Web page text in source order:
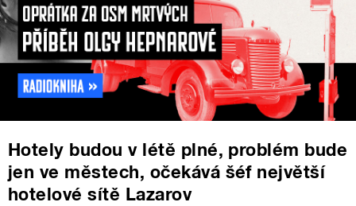
Hotely budou v létě plné, problém bude
jen ve městech, očekává šéf největší
hotelové sítě Lazarov